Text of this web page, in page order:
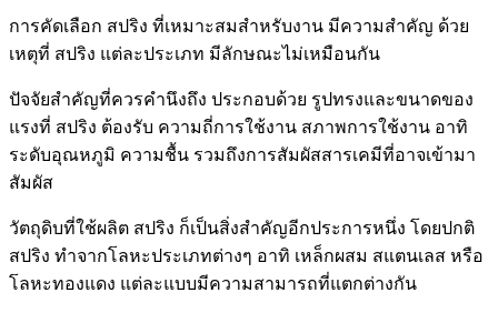
การคัดเลือก สปริง ที่เหมาะสมสำหรับงาน มีความสำคัญ ด้วย
เหตุที่ สปริง แต่ละประเภท มีลักษณะไม่เหมือนกัน
ปัจจัยสำคัญที่ควรคำนึงถึง ประกอบด้วย รูปทรงและขนาดของ
แรงที่ สปริง ต้องรับ ความถี่การใช้งาน สภาพการใช้งาน อาทิ
ระดับอุณหภูมิ ความชื้น รวมถึงการสัมผัสสารเคมีที่อาจเข้ามา
สัมผัส
วัตถุดิบที่ใช้ผลิต สปริง ก็เป็นสิ่งสำคัญอีกประการหนึ่ง โดยปกติ
สปริง ทำจากโลหะประเภทต่างๆ อาทิ เหล็กผสม สแตนเลส หรือ
โลหะทองแดง แต่ละแบบมีความสามารถที่แตกต่างกัน